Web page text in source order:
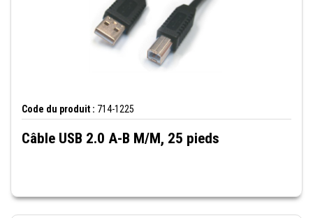
Code du produit : 714-1225
Câble USB 2.0 A-B M/M, 25 pieds